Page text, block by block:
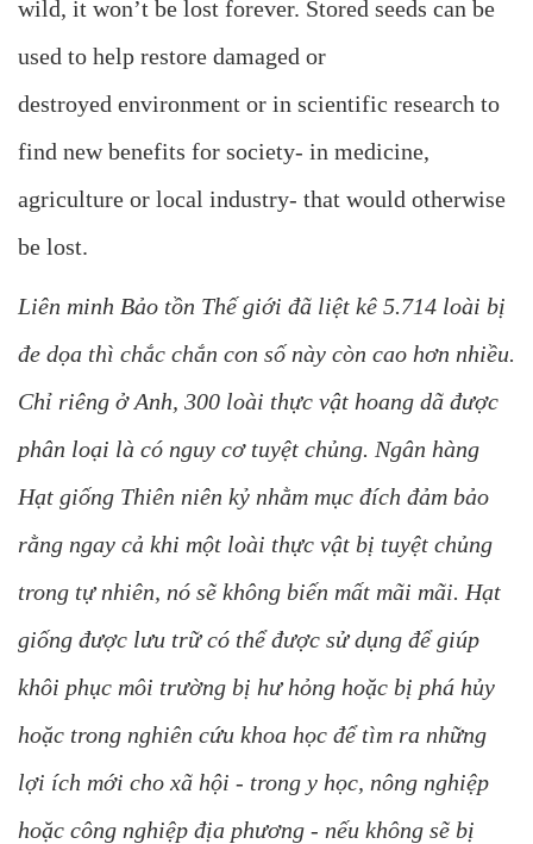
wild, it won’t be lost forever. Stored seeds can be
used to help restore damaged or
destroyed environment or in scientific research to
find new benefits for society- in medicine,
agriculture or local industry- that would otherwise
be lost.
Liên minh Bảo tồn Thế giới đã liệt kê 5.714 loài bị
đe dọa thì chắc chắn con số này còn cao hơn nhiều.
Chỉ riêng ở Anh, 300 loài thực vật hoang dã được
phân loại là có nguy cơ tuyệt chủng. Ngân hàng
Hạt giống Thiên niên kỷ nhằm mục đích đảm bảo
rằng ngay cả khi một loài thực vật bị tuyệt chủng
trong tự nhiên, nó sẽ không biến mất mãi mãi. Hạt
giống được lưu trữ có thể được sử dụng để giúp
khôi phục môi trường bị hư hỏng hoặc bị phá hủy
hoặc trong nghiên cứu khoa học để tìm ra những
lợi ích mới cho xã hội - trong y học, nông nghiệp
hoặc công nghiệp địa phương - nếu không sẽ bị